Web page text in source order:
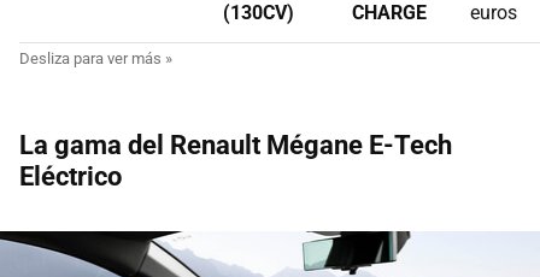
(130CV)
CHARGE
euros
La gama del Renault Mégane E-Tech
Eléctrico